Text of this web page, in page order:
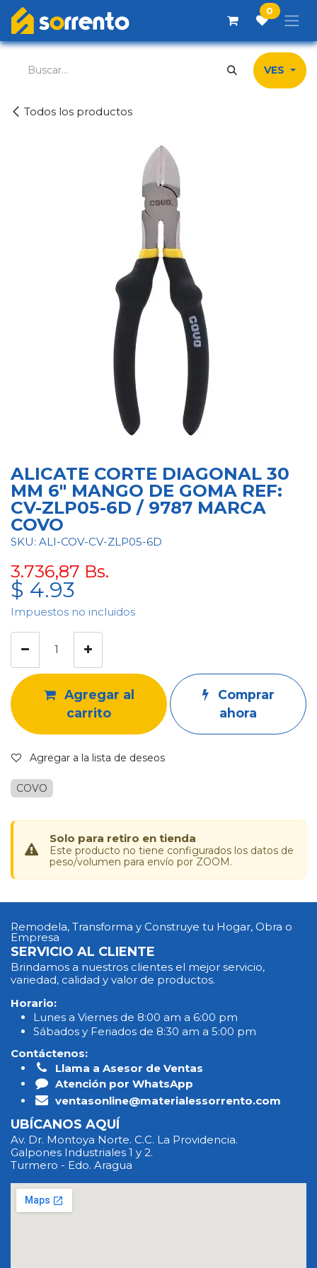
Ir al contenido 0
Todos los productos
VES
ALICATE CORTE DIAGONAL 30
MM 6" MANGO DE GOMA REF:
CV-ZLP05-6D / 9787 MARCA
COVO
SKU: ALI-COV-CV-ZLP05-6D
3.736,87 Bs.
$ 4.93
Impuestos no incluidos
Agregar al
carrito
Comprar
ahora
Agregar a la lista de deseos
COVO
Solo para retiro en tienda
Este producto no tiene configurados los datos de
peso/volumen para envío por ZOOM.
Remodela, Transforma y Construye tu Hogar, Obra o
Empresa
SERVICIO AL CLIENTE
Brindamos a nuestros clientes el mejor servicio,
variedad, calidad y valor de productos.
Horario:
Lunes a Viernes de 8:00 am a 6:00 pm
Sábados y Feriados de 8:30 am a 5:00 pm
Contáctenos:
Llama a Asesor de Ventas
Atención por WhatsApp
ventasonline@materialessorrento.com
UBÍCANOS AQUÍ
Av. Dr. Montoya Norte. C.C. La Providencia.
Galpones Industriales 1 y 2.
Turmero - Edo. Aragua